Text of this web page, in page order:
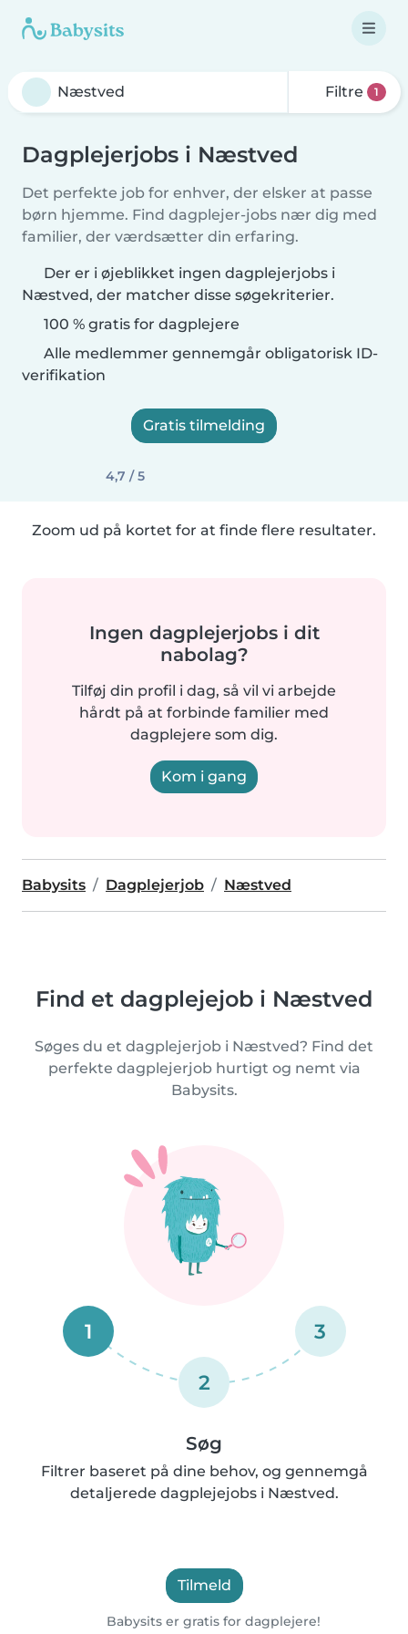
Filtre 1
Dagplejerjobs i Næstved
Det perfekte job for enhver, der elsker at passe
børn hjemme. Find dagplejer-jobs nær dig med
familier, der værdsætter din erfaring.
Der er i øjeblikket ingen dagplejerjobs i
Næstved, der matcher disse søgekriterier.
100 % gratis for dagplejere
Alle medlemmer gennemgår obligatorisk ID-
verifikation
Gratis tilmelding
4,7 / 5
Zoom ud på kortet for at finde flere resultater.
Ingen dagplejerjobs i dit
nabolag?
Tilføj din profil i dag, så vil vi arbejde
hårdt på at forbinde familier med
dagplejere som dig.
Kom i gang
Babysits Dagplejerjob Næstved
Find et dagplejejob i Næstved
Søges du et dagplejerjob i Næstved? Find det
perfekte dagplejerjob hurtigt og nemt via
Babysits.
1
2
3
Søg
Filtrer baseret på dine behov, og gennemgå
detaljerede dagplejejobs i Næstved.
Tilmeld
Babysits er gratis for dagplejere!